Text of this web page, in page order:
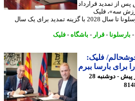
تمدید قرارداد
سه»، فلیک
امروز از تمدید قراردادش با بارسلونا تا سال 2028 با گزینه تمدید برای یک سال
-قرار - باشگاه-فلیک
فلیک:
بارسا ببرم
81 روز پیش - دوشنبه 28